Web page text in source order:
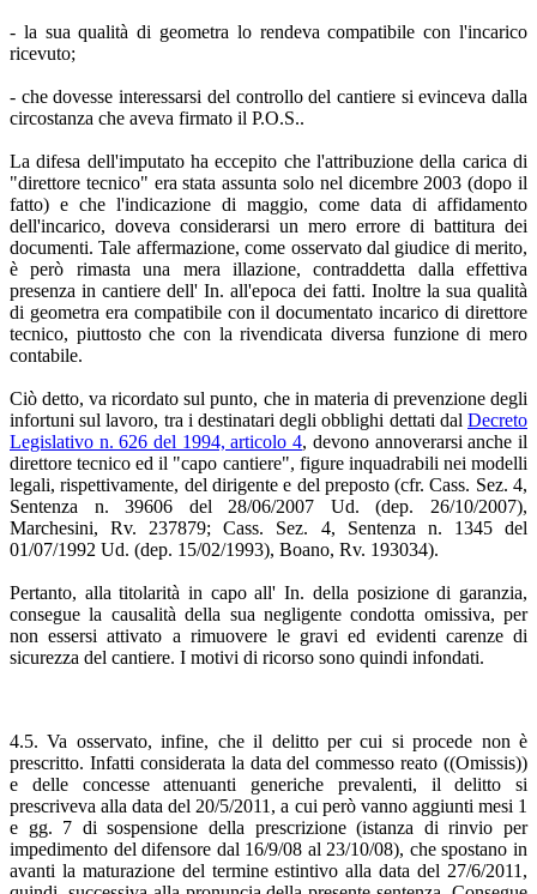
- la sua qualità di geometra lo rendeva compatibile con l'incarico
ricevuto;
- che dovesse interessarsi del controllo del cantiere si evinceva dalla
circostanza che aveva firmato il P.O.S..
La difesa dell'imputato ha eccepito che l'attribuzione della carica di
"direttore tecnico" era stata assunta solo nel dicembre 2003 (dopo il
fatto) e che l'indicazione di maggio, come data di affidamento
dell'incarico, doveva considerarsi un mero errore di battitura dei
documenti. Tale affermazione, come osservato dal giudice di merito,
è però rimasta una mera illazione, contraddetta dalla effettiva
presenza in cantiere dell' In. all'epoca dei fatti. Inoltre la sua qualità
di geometra era compatibile con il documentato incarico di direttore
tecnico, piuttosto che con la rivendicata diversa funzione di mero
contabile.
Ciò detto, va ricordato sul punto, che in materia di prevenzione degli
infortuni sul lavoro, tra i destinatari degli obblighi dettati dal Decreto
Legislativo n. 626 del 1994, articolo 4, devono annoverarsi anche il
direttore tecnico ed il "capo cantiere", figure inquadrabili nei modelli
legali, rispettivamente, del dirigente e del preposto (cfr. Cass. Sez. 4,
Sentenza n. 39606 del 28/06/2007 Ud. (dep. 26/10/2007),
Marchesini, Rv. 237879; Cass. Sez. 4, Sentenza n. 1345 del
01/07/1992 Ud. (dep. 15/02/1993), Boano, Rv. 193034).
Pertanto, alla titolarità in capo all' In. della posizione di garanzia,
consegue la causalità della sua negligente condotta omissiva, per
non essersi attivato a rimuovere le gravi ed evidenti carenze di
sicurezza del cantiere. I motivi di ricorso sono quindi infondati.
4.5. Va osservato, infine, che il delitto per cui si procede non è
prescritto. Infatti considerata la data del commesso reato ((Omissis))
e delle concesse attenuanti generiche prevalenti, il delitto si
prescriveva alla data del 20/5/2011, a cui però vanno aggiunti mesi 1
e gg. 7 di sospensione della prescrizione (istanza di rinvio per
impedimento del difensore dal 16/9/08 al 23/10/08), che spostano in
avanti la maturazione del termine estintivo alla data del 27/6/2011,